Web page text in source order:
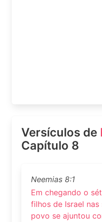
Versículos de
Capítulo 8
Neemias 8:1
Em chegando o
filhos de Israel
povo se ajuntou